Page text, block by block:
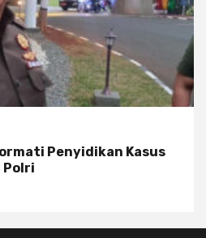
Penyidikan Kasus
Polri